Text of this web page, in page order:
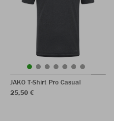
JAKO T-Shirt Pro Casual
25,50 €